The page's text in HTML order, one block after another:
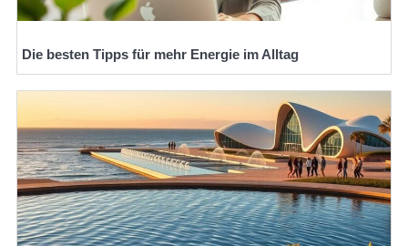
Die besten Tipps für mehr Energie im Alltag